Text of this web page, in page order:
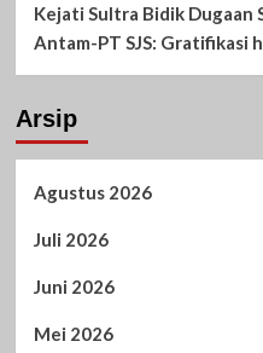
Kejati Sultra Bidik Dugaan
Antam-PT SJS: Gratifikasi
Arsip
Agustus 2026
Juli 2026
Juni 2026
Mei 2026